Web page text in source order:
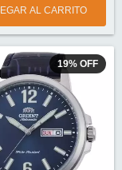
19% OFF